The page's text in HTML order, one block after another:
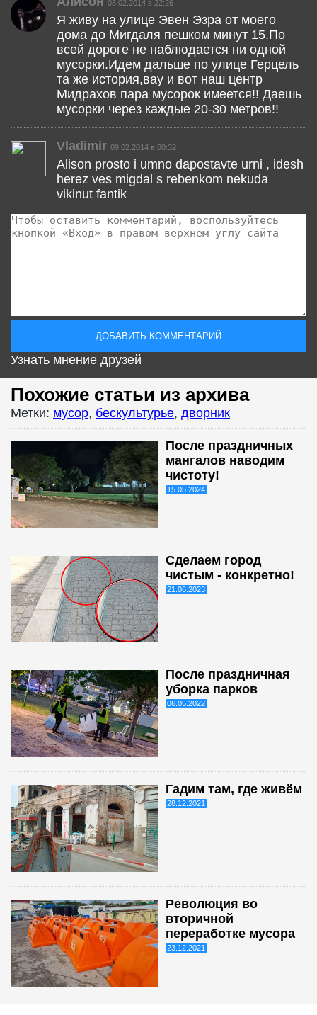
08.02.2014 в 22:26
Я живу на улице Эвен Эзра от моего
дома до Мигдаля пешком минут 15.По
всей дороге не наблюдается ни одной
мусорки.Идем дальше по улице Герцель
та же история,вау и вот наш центр
Мидрахов пара мусорок имеется!! Даешь
мусорки через каждые 20-30 метров!!
Vladimir 09.02.2014 в 00:32
Alison prosto i umno dapostavte urni , idesh
herez ves migdal s rebenkom nekuda
vikinut fantik
Узнать мнение друзей
Похожие статьи из архива
Метки: мусор, бескультурье, дворник
После праздничных
мангалов наводим
чистоту!
15.05.2024
Сделаем город
чистым - конкретно!
21.06.2023
После праздничная
уборка парков
06.05.2022
Гадим там, где живём
28.12.2021
Революция во
вторичной
переработке мусора
23.12.2021